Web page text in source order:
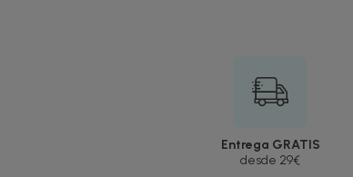
Entrega GRATIS
desde 29€